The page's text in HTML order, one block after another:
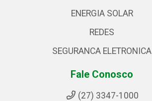
ENERGIA SOLAR
REDES
SEGURANCA ELETRONICA
Fale Conosco
(27) 3347-1000